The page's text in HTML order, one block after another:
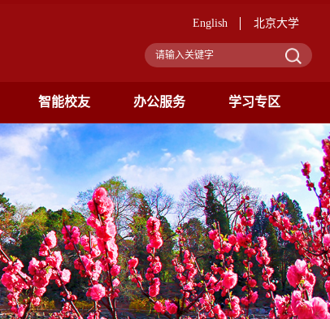
English 北京大学
智能校友 办公服务 学习专区